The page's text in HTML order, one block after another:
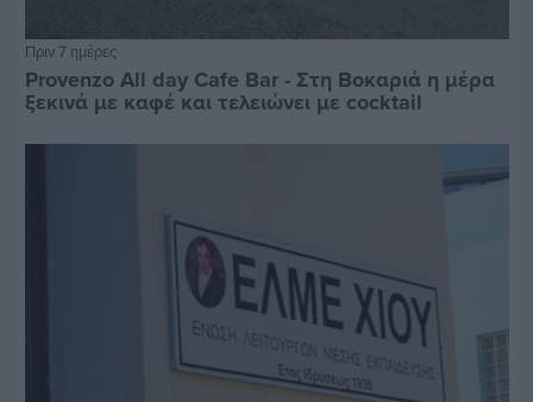
Πριν 7 ημέρες
Provenzo All day Cafe Bar - Στη Βοκαριά η μέρα
ξεκινά με καφέ και τελειώνει με cocktail